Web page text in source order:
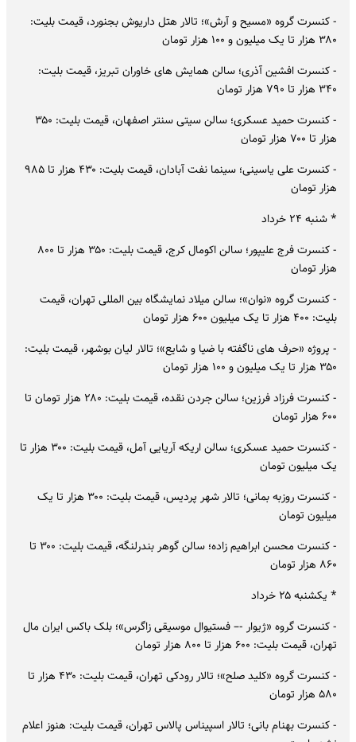
- کنسرت گروه «مسیح و آرش»؛ تالار هتل داریوش بجنورد، قیمت بلیت:
۳۸۰ هزار تا یک میلیون و ۱۰۰ هزار تومان
- کنسرت افشین آذری؛ سالن همایش های خاوران تبریز، قیمت بلیت:
۳۴۰ هزار تا ۷۹۰ هزار تومان
- کنسرت حمید عسکری؛ سالن سیتی سنتر اصفهان، قیمت بلیت: ۳۵۰
هزار تا ۷۰۰ هزار تومان
- کنسرت علی یاسینی؛ سینما نفت آبادان، قیمت بلیت: ۴۳۰ هزار تا ۹۸۵
هزار تومان
* شنبه ۲۴ خرداد
- کنسرت فرج علیپور؛ سالن اکومال کرج، قیمت بلیت: ۳۵۰ هزار تا ۸۰۰
هزار تومان
- کنسرت گروه «نوان»؛ سالن میلاد نمایشگاه بین المللی تهران، قیمت
بلیت: ۴۰۰ هزار تا یک میلیون ۶۰۰ هزار تومان
- پروژه «حرف های ناگفته با ضیا و شایع»؛ تالار لیان بوشهر، قیمت بلیت:
۳۵۰ هزار تا یک میلیون و ۱۰۰ هزار تومان
- کنسرت فرزاد فرزین؛ سالن جردن نقده، قیمت بلیت: ۲۸۰ هزار تومان تا
۶۰۰ هزار تومان
- کنسرت حمید عسکری؛ سالن اریکه آریایی آمل، قیمت بلیت: ۳۰۰ هزار تا
یک میلیون تومان
- کنسرت روزبه بمانی؛ تالار شهر پردیس، قیمت بلیت: ۳۰۰ هزار تا یک
میلیون تومان
- کنسرت محسن ابراهیم زاده؛ سالن گوهر بندرلنگه، قیمت بلیت: ۳۰۰ تا
۸۶۰ هزار تومان
* یکشنبه ۲۵ خرداد
- کنسرت گروه «ژیوار -– فستیوال موسیقی زاگرس»؛ بلک باکس ایران مال
تهران، قیمت بلیت: ۶۰۰ هزار تا ۸۰۰ هزار تومان
- کنسرت گروه «کلید صلح»؛ تالار رودکی تهران، قیمت بلیت: ۴۳۰ هزار تا
۵۸۰ هزار تومان
- کنسرت بهنام بانی؛ تالار اسپیناس پالاس تهران، قیمت بلیت: هنوز اعلام